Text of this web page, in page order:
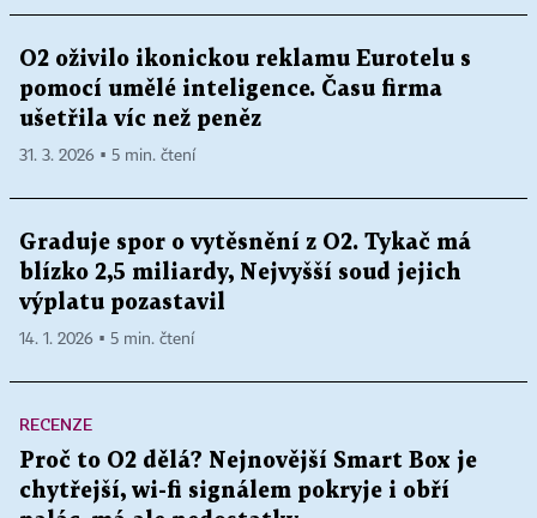
O2 oživilo ikonickou reklamu Eurotelu s
pomocí umělé inteligence. Času firma
ušetřila víc než peněz
31. 3. 2026 ▪ 5 min. čtení
Graduje spor o vytěsnění z O2. Tykač má
blízko 2,5 miliardy, Nejvyšší soud jejich
výplatu pozastavil
14. 1. 2026 ▪ 5 min. čtení
RECENZE
Proč to O2 dělá? Nejnovější Smart Box je
chytřejší, wi-fi signálem pokryje i obří